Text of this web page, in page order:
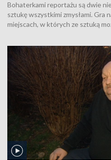
Bohaterkami reportażu są dwie
sztukę wszystkimi zmysłami.
miejscach, w których ze sztuką
Przedstawienie jest efektem
i słabowidzącymi.